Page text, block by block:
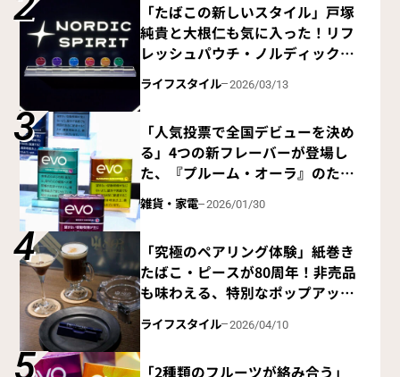
「たばこの新しいスタイル」戸塚
純貴と大根仁も気に入った！リフ
レッシュパウチ・ノルディックス
ピリットに注目を！
ライフスタイル 2026/03/13
「人気投票で全国デビューを決め
る」4つの新フレーバーが登場し
た、『プルーム・オーラ』のたば
こスティック『エボ』
雑貨・家電 2026/01/30
「究極のペアリング体験」紙巻き
たばこ・ピースが80周年！非売品
も味わえる、特別なポップアップ
ショップ
ライフスタイル 2026/04/10
「2種類のフルーツが絡み合う」